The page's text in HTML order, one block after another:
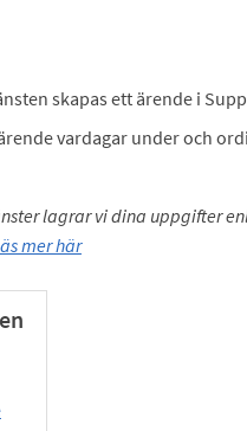
skapas ett ärende i
vardagar under och
lagrar vi dina uppgifter
mer här